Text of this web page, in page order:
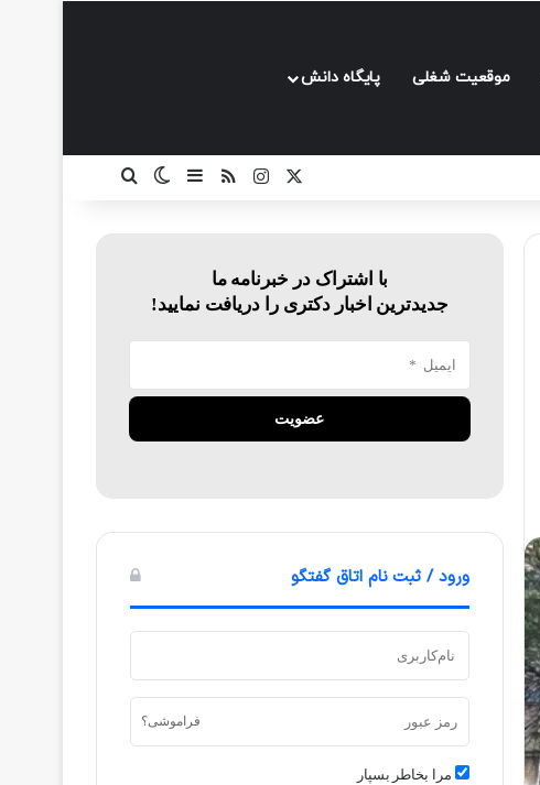
موقعیت شغلی پایگاه دانش
ایکساینستاگرام
خوراکسایدبارتغییر پوسته
با اشتراک در خبرنامه ما
جدیدترین اخبار دکتری را دریافت نمایید!
ورود / ثبت نام اتاق گفتگو
فراموشی؟
مرا بخاطر بسپار